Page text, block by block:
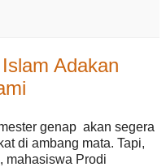
Adakan
genap akan segera
di ambang mata. Tapi,
mahasiswa Prodi